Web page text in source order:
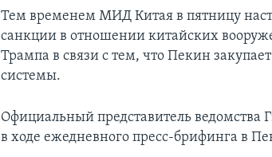
Тем временем МИД Китая в пятницу
санкции в отношении китайских
Трампа в связи с тем, что Пекин
системы.
Официальный представитель ведомства
в ходе ежедневного пресс-брифинга в